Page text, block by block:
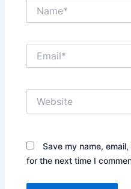
Save my name,
for the next time I